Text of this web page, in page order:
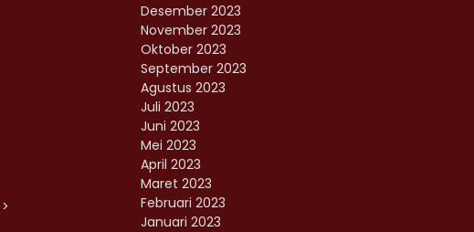
Desember 2023
November 2023
Oktober 2023
September 2023
Agustus 2023
Juli 2023
Juni 2023
Mei 2023
April 2023
Maret 2023
Februari 2023
Januari 2023